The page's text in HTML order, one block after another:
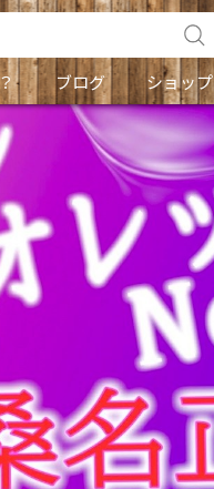
ブログ ショップ